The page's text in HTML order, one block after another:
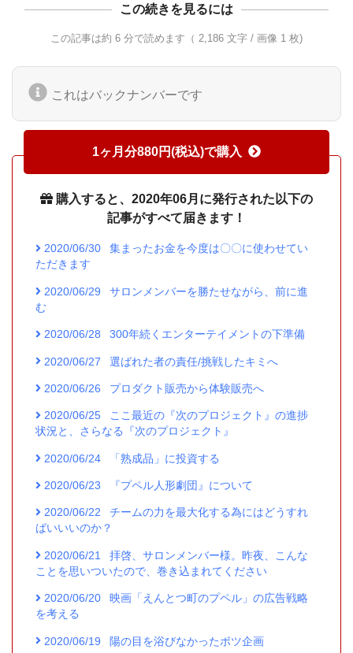
この続きを見るには
この記事は約 6 分で読めます（ 2,186 文字 / 画像 1 枚)
これはバックナンバーです
1ヶ月分880円(税込)で購入
購入すると、2020年06月に発行された以下の
記事がすべて届きます！
2020/06/30
集まったお金を今度は〇〇に使わせてい
ただきます
2020/06/29
サロンメンバーを勝たせながら、前に進
む
2020/06/28 300年続くエンターテイメントの下準備
2020/06/27 選ばれた者の責任/挑戦したキミへ
2020/06/26 プロダクト販売から体験販売へ
2020/06/25
ここ最近の『次のプロジェクト』の進捗
状況と、さらなる『次のプロジェクト』
2020/06/24 「熟成品」に投資する
2020/06/23 『プペル人形劇団』について
2020/06/22
チームの力を最大化する為にはどうすれ
ばいいいのか？
2020/06/21
拝啓、サロンメンバー様。昨夜、こんな
ことを思いついたので、巻き込まれてください
2020/06/20
映画「えんとつ町のプペル」の広告戦略
を考える
2020/06/19 陽の目を浴びなかったボツ企画